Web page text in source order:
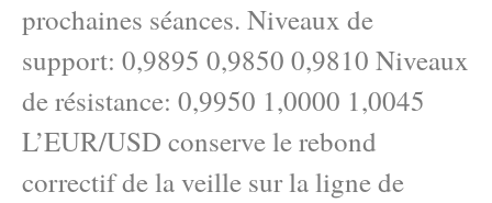
prochaines séances. Niveaux de
support: 0,9895 0,9850 0,9810 Niveaux
de résistance: 0,9950 1,0000 1,0045
L’EUR/USD conserve le rebond
correctif de la veille sur la ligne de